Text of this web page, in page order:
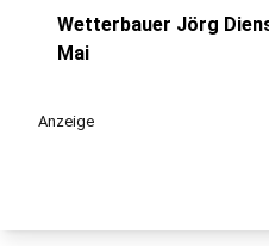
Wetterbauer Jörg
Mai
Anzeige